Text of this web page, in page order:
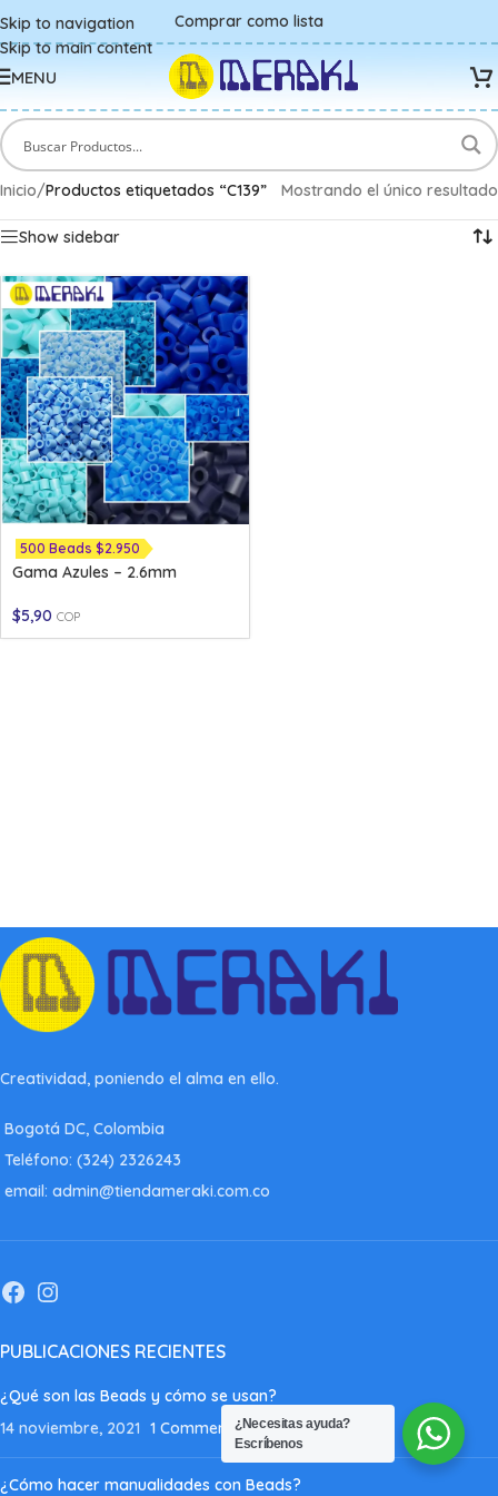
Skip to navigation
Skip to main content
Comprar como lista
MENU
Inicio/Productos etiquetados “C139” Mostrando el único resultado
Show sidebar
500 Beads $2.950
Gama Azules – 2.6mm
$5,90 COP
Creatividad, poniendo el alma en ello.
Bogotá DC, Colombia
Teléfono: (324) 2326243
email: admin@tiendameraki.com.co
PUBLICACIONES RECIENTES
¿Qué son las Beads y cómo se usan?
14 noviembre, 2021 1 Comment
¿Cómo hacer manualidades con Beads?
¿Necesitas ayuda?
Escríbenos